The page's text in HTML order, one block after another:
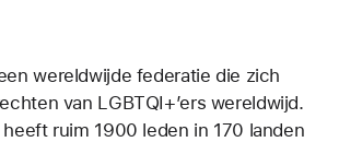
wereldwijde federatie die zich
van LGBTQI+’ers wereldwijd.
ruim 1900 leden in 170 landen